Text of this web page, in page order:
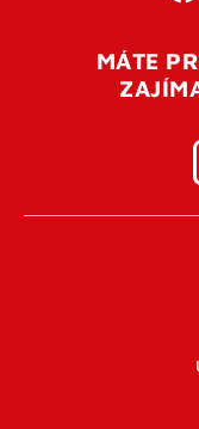
MÁTE